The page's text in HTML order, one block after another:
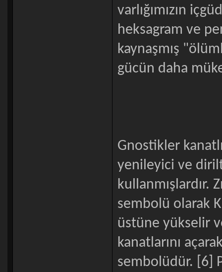
varlığımızın
heksagram ve
kaynaşmış
gücün daha
Gnostikler
yenileyici ve
kullanmışlardır.
sembolü olarak
üstüne yükselir
kanatlarını
sembolüdür. [6]